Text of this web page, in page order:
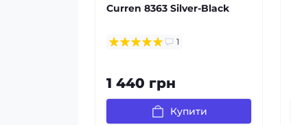
Curren 8363 Silver-Black
1
1 440 грн
Купити